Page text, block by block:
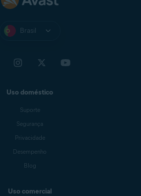
Brasil
Uso doméstico
Suporte
Segurança
Privacidade
Desempenho
Blog
Uso comercial